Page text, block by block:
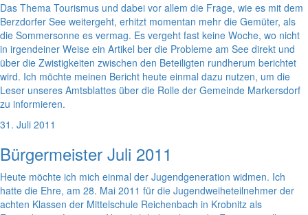
Das Thema Tourismus und dabei vor allem die Frage, wie es mit dem
Berzdorfer See weitergeht, erhitzt momentan mehr die Gemüter, als
die Sommersonne es vermag. Es vergeht fast keine Woche, wo nicht
in irgendeiner Weise ein Artikel ber die Probleme am See direkt und
über die Zwistigkeiten zwischen den Beteiligten rundherum berichtet
wird. Ich möchte meinen Bericht heute einmal dazu nutzen, um die
Leser unseres Amtsblattes über die Rolle der Gemeinde Markersdorf
zu informieren.
31. Juli 2011
Bürgermeister Juli 2011
Heute möchte ich mich einmal der Jugendgeneration widmen. Ich
hatte die Ehre, am 28. Mai 2011 für die Jugendweiheteilnehmer der
achten Klassen der Mittelschule Reichenbach in Krobnitz als